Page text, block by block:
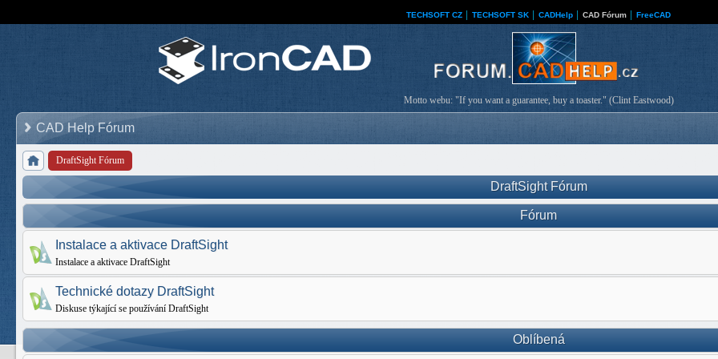
TECHSOFT CZ TECHSOFT SK CADHelp CAD Fórum FreeCAD
Motto webu: "If you want a guarantee, buy a toaster." (Clint Eastwood)
CAD Help Fórum
DraftSight Fórum
DraftSight Fórum
Fórum
Instalace a aktivace DraftSight
Instalace a aktivace DraftSight
Technické dotazy DraftSight
Diskuse týkající se používání DraftSight
Oblíbená